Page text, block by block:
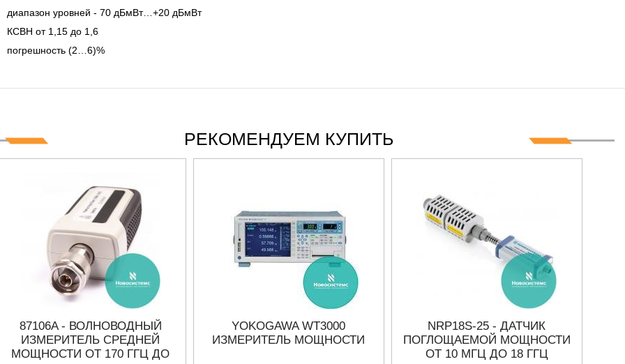
В НАЛИЧИИ! ZVH8, АНАЛИЗАТОР
диапазон уровней - 70 дБмВт…+20 дБмВт
КСВН от 1,15 до 1,6
погрешность (2…6)%
РЕКОМЕНДУЕМ КУПИТЬ
87106A - ВОЛНОВОДНЫЙ
ИЗМЕРИТЕЛЬ СРЕДНЕЙ
МОЩНОСТИ ОТ 170 ГГЦ ДО
YOKOGAWA WT3000
ИЗМЕРИТЕЛЬ МОЩНОСТИ
NRP18S-25 - ДАТЧИК
ПОГЛОЩАЕМОЙ МОЩНОСТИ
ОТ 10 MГЦ ДО 18 ГГЦ